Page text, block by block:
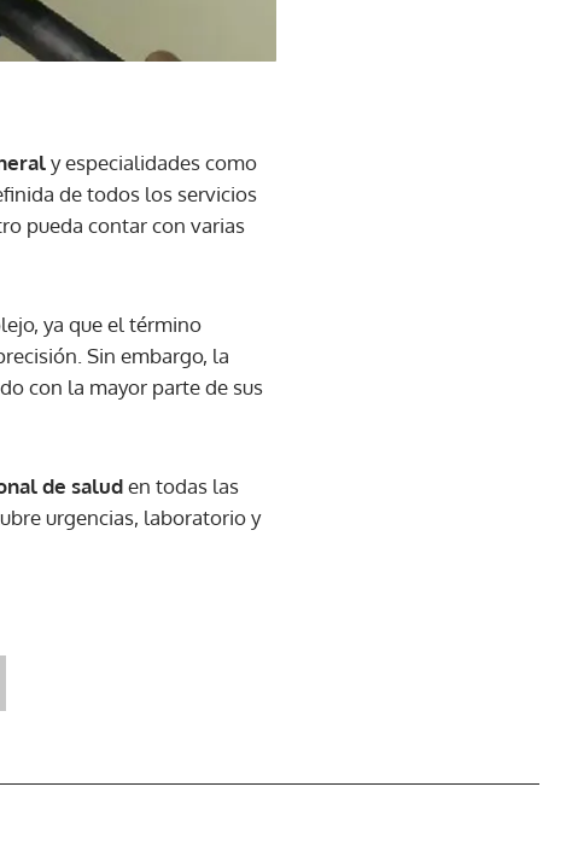
y especialidades como
de todos los servicios
pueda contar con varias
ya que el término
Sin embargo, la
con la mayor parte de sus
de saluden todas las
urgencias, laboratorio y